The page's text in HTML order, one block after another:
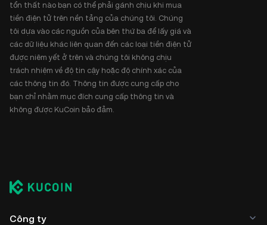
tổn thất nào bạn có thể phải gánh chịu khi mua
tiền điện tử trên nền tảng của chúng tôi. Chúng
tôi dựa vào các nguồn của bên thứ ba để lấy giá và
các dữ liệu khác liên quan đến các loại tiền điện tử
được niêm yết ở trên và chúng tôi không chịu
trách nhiệm về độ tin cậy hoặc độ chính xác của
các thông tin đó. Thông tin được cung cấp cho
bạn chỉ nhằm mục đích cung cấp thông tin và
không được KuCoin bảo đảm.
Công ty